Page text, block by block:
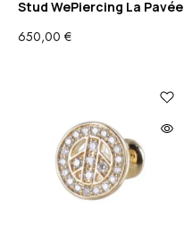
Stud WePiercing La Pavée
650,00 €